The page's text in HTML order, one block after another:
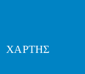
ΧΑΡΤΗΣ